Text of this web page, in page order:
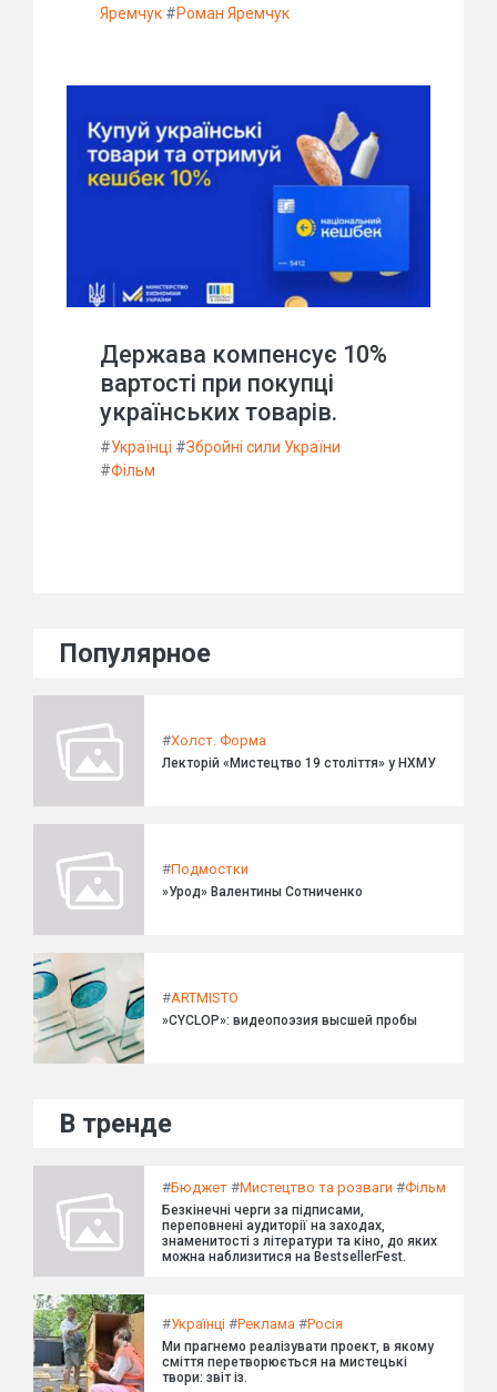
Яремчук #Роман Яремчук
Держава компенсує 10%
вартості при покупці
українських товарів.
#Українці #Збройні сили України
#Фільм
Популярное
#Холст. Форма
Лекторій «Мистецтво 19 століття» у НХМУ
#Подмостки
»Урод» Валентины Сотниченко
#ARTMISTO
»CYCLOP»: видеопоэзия высшей пробы
В тренде
#Бюджет #Мистецтво та розваги #Фільм
Безкінечні черги за підписами,
переповнені аудиторії на заходах,
знаменитості з літератури та кіно, до яких
можна наблизитися на BestsellerFest.
#Українці #Реклама #Росія
Ми прагнемо реалізувати проект, в якому
сміття перетворюється на мистецькі
твори: звіт із.